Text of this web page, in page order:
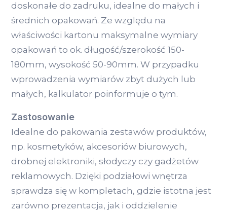
doskonałe do zadruku, idealne do małych i
średnich opakowań. Ze względu na
właściwości kartonu maksymalne wymiary
opakowań to ok. długość/szerokość 150-
180mm, wysokość 50-90mm. W przypadku
wprowadzenia wymiarów zbyt dużych lub
małych, kalkulator poinformuje o tym.
Zastosowanie
Idealne do pakowania zestawów produktów,
np. kosmetyków, akcesoriów biurowych,
drobnej elektroniki, słodyczy czy gadżetów
reklamowych. Dzięki podziałowi wnętrza
sprawdza się w kompletach, gdzie istotna jest
zarówno prezentacja, jak i oddzielenie